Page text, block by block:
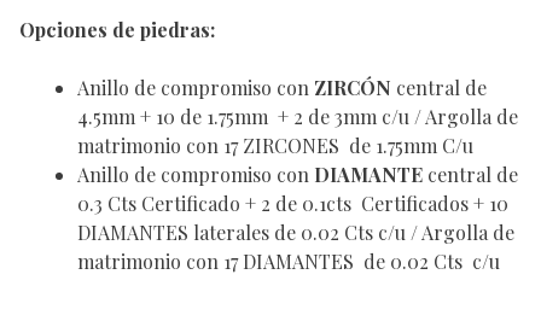
Opciones de piedras:
Anillo de compromiso con ZIRCÓN central de
4.5mm + 10 de 1.75mm + 2 de 3mm c/u / Argolla de
matrimonio con 17 ZIRCONES de 1.75mm C/u
Anillo de compromiso con DIAMANTEcentral de
0.3 Cts Certificado + 2 de 0.1cts Certificados + 10
DIAMANTES laterales de 0.02 Cts c/u / Argolla de
matrimonio con 17 DIAMANTES de 0.02 Cts c/u